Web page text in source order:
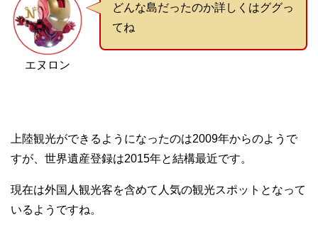
エヌロン
どんな島だったのか詳しくはググっ
てね
上陸観光ができるようになったのは2009年からのようで
すが、世界遺産登録は2015年と結構最近です。
現在は外国人観光客を含めて人気の観光スポットとなって
いるようですね。